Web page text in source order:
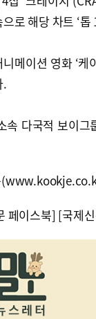
로 해당 차트 ‘톱
메이션 영화 ‘
.
속 다국적 보이그
페이스북] [국제